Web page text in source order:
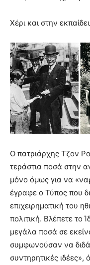
Χέρι και στην
Ο πατριάρχης Τζον
τεράστια ποσά στην
μόνο όμως για να
έγραφε ο Τύπος που
επιχειρηματική του
πολιτική. Βλέπετε
μεγάλα ποσά σε
συμφωνούσαν να
συντηρητικές